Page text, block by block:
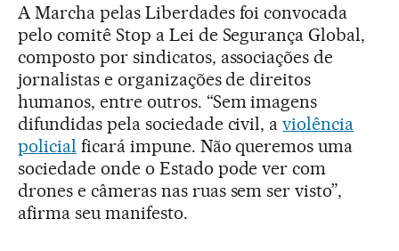
A Marcha pelas Liberdades foi convocada
pelo comitê Stop a Lei de Segurança Global,
composto por sindicatos, associações de
jornalistas e organizações de direitos
humanos, entre outros. “Sem imagens
difundidas pela sociedade civil, aviolência
policial ficará impune. Não queremos uma
sociedade onde o Estado pode ver com
drones e câmeras nas ruas sem ser visto”,
afirma seu manifesto.